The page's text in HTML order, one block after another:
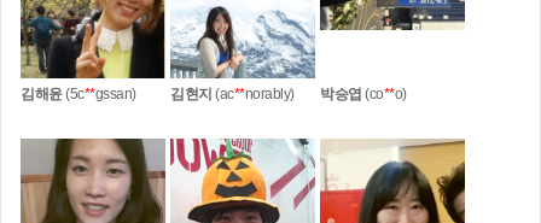
김해윤(5c**gssan) 김현지 (ac**norably) 박승엽 (co**o)